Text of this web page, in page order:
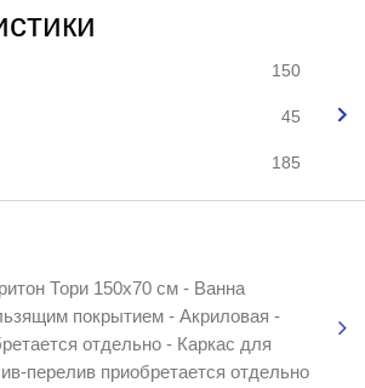
150
45
185
Тори 150x70 см - Ванна
покрытием - Акриловая -
отдельно - Каркас для
перелив приобретается отдельно